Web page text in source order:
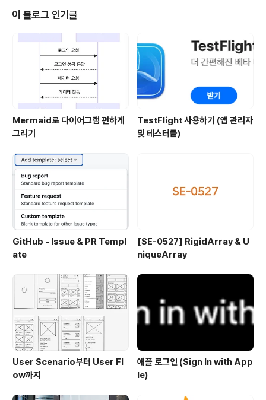
성으로 처리하기 어떤 한 클래스에 다양한 비동기 작업을 수행하는 메서드가 있
다고 생각해볼께요. class ProductLoader { ... func loa..
이 블로그 인기글
Mermaid로 다이어그램 편하게
그리기
TestFlight 사용하기 (앱 관리자
및 테스터들)
GitHub - Issue & PR Templ
ate
[SE-0527] RigidArray & U
niqueArray
User Scenario부터 User Fl
ow까지
애플 로그인 (Sign In with App
le)